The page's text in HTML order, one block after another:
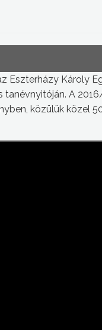
Eszterházy Károly
tanévnyitóján. A
közülük közel